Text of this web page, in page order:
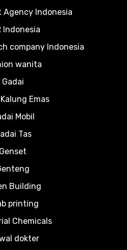
Agency Indonesia
Indonesia
company Indonesia
wanita
Gadai
Emas
Mobil
Tas
Genset
Building
printing
Chemicals
dokter